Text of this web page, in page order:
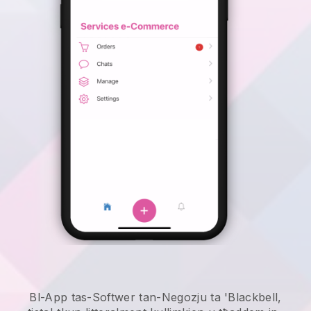
Bl-App tas-Softwer tan-Negozju ta 'Blackbell,